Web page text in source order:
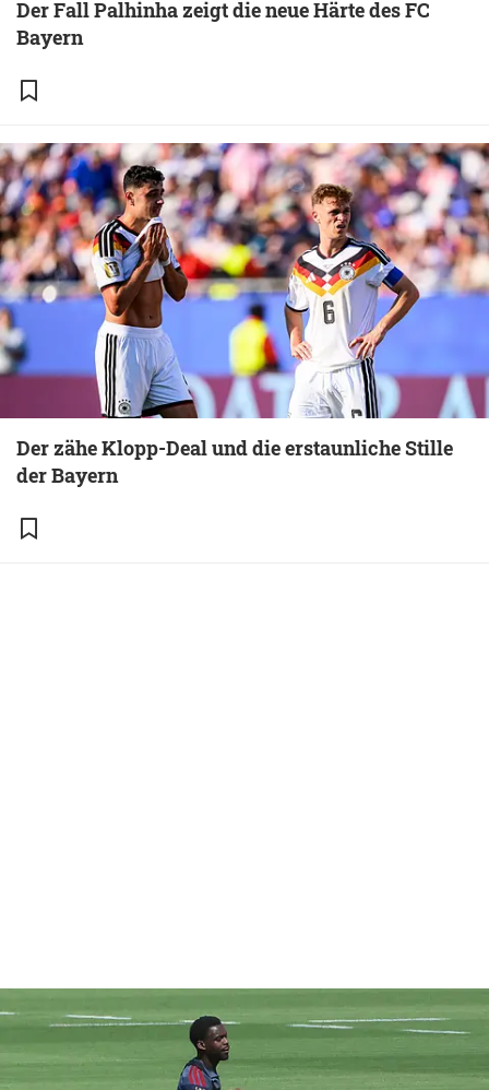
Der Fall Palhinha zeigt die neue Härte des FC
Bayern
Der zähe Klopp-Deal und die erstaunliche Stille
der Bayern